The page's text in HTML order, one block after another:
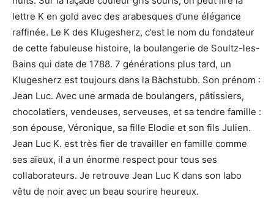
lettre K en gold avec des arabesques d’une élégance
raffinée. Le K des Klugesherz, c’est le nom du fondateur
de cette fabuleuse histoire, la boulangerie de Soultz-les-
Bains qui date de 1788. 7 générations plus tard, un
Klugesherz est toujours dans la Bàchstubb. Son prénom :
Jean Luc. Avec une armada de boulangers, pâtissiers,
chocolatiers, vendeuses, serveuses, et sa tendre famille :
son épouse, Véronique, sa fille Elodie et son fils Julien.
Jean Luc K. est très fier de travailler en famille comme
ses aïeux, il a un énorme respect pour tous ses
collaborateurs. Je retrouve Jean Luc K dans son labo
vêtu de noir avec un beau sourire heureux.